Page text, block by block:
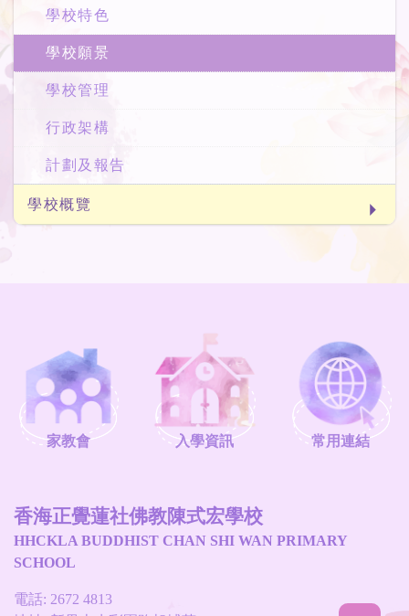
學校特色
學校願景
學校管理
行政架構
計劃及報告
學校概覽
家教會 入學資訊 常用連結
香海正覺蓮社佛教陳式宏學校
HHCKLA BUDDHIST CHAN SHI WAN PRIMARY
SCHOOL
電話: 2672 4813